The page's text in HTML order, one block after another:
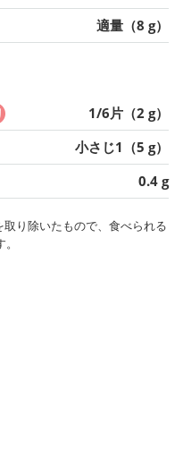
適量（8 g）
1/6片（2 g）
小さじ1（5 g）
0.4 g
り除いたもので、食べられる